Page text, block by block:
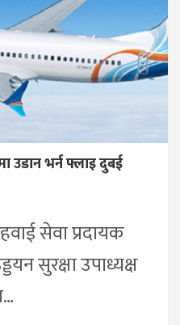
उडान भर्न फ्लाइ दुबई
सेवा प्रदायक
सुरक्षा उपाध्यक्ष